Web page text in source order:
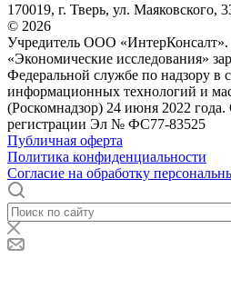
170019, г. Тверь, ул. Маяковского,
© 2026
Учредитель ООО «ИнтерКонсалт».
«Экономические исследования»
Федеральной службе по надзору в
информационных технологий и
(Роскомнадзор) 24 июня 2022 года.
регистрации Эл № ФС77-83525
Публичная оферта
Политика конфиденциальности
Согласие на обработку